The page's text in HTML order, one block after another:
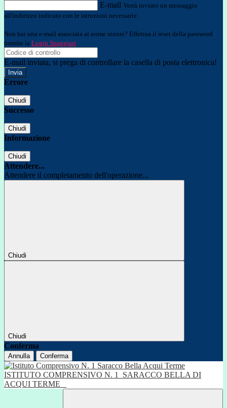
E-mail Verrà inviato un messaggio
all'indirizzo indicato con le istruzioni necessarie.
Non hai una e-mail associata al nome utente? Effettua il reset della password
tramite la Login Spaggiari
E-mail inviata, si prega di controllare la casella di posta elettronica!
Errore
Chiudi
Successo
Chiudi
Informazione
Chiudi
Attendere...
Attendere il completamento dell'operazione...
Chiudi
Chiudi
Conferma
Annulla Conferma
ISTITUTO COMPRENSIVO N. 1
SARACCO BELLA DI
ACQUI TERME